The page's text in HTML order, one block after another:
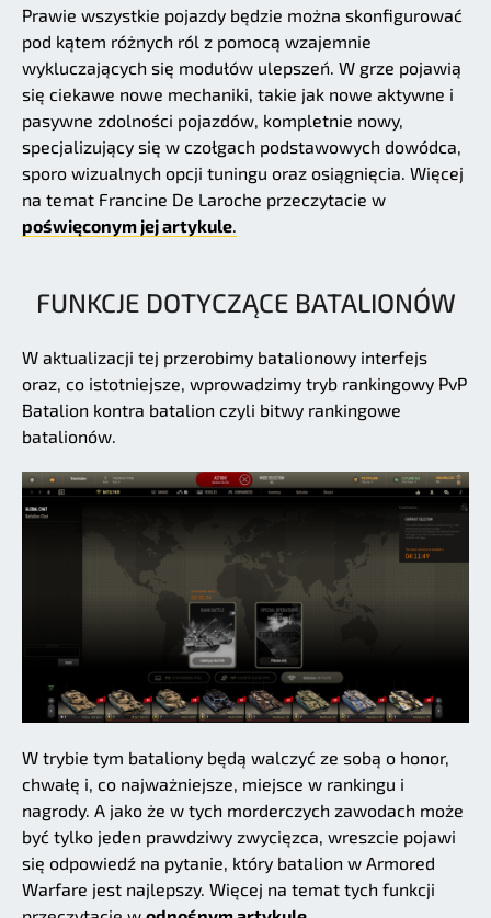
Prawie wszystkie pojazdy będzie można skonfigurować
pod kątem różnych ról z pomocą wzajemnie
wykluczających się modułów ulepszeń. W grze pojawią
się ciekawe nowe mechaniki, takie jak nowe aktywne i
pasywne zdolności pojazdów, kompletnie nowy,
specjalizujący się w czołgach podstawowych dowódca,
sporo wizualnych opcji tuningu oraz osiągnięcia. Więcej
na temat Francine De Laroche przeczytacie w
poświęconym jej artykule
FUNKCJE DOTYCZĄCE BATALIONÓW
W aktualizacji tej przerobimy batalionowy interfejs
oraz, co istotniejsze, wprowadzimy tryb rankingowy PvP
Batalion kontra batalion czyli bitwy rankingowe
batalionów.
W trybie tym bataliony będą walczyć ze sobą o honor,
chwałę i, co najważniejsze, miejsce w rankingu i
nagrody. A jako że w tych morderczych zawodach może
być tylko jeden prawdziwy zwycięzca, wreszcie pojawi
się odpowiedź na pytanie, który batalion w Armored
Warfare jest najlepszy. Więcej na temat tych funkcji